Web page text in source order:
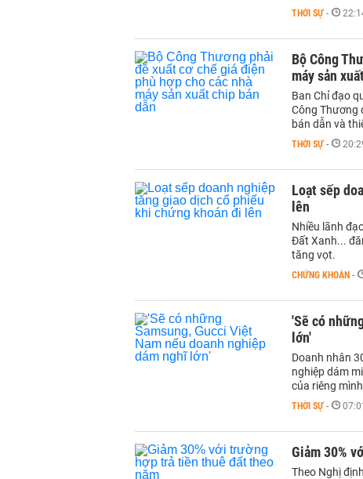
THỜI SỰ -
Bộ Công
máy sản
Ban Chỉ đạo
Công Thương
bán dẫn và
THỜI SỰ -
Loạt sếp
lên
Nhiều lãnh
Đất Xanh...
tăng vọt.
CHỨNG KHOÁN -
'Sẽ có
lớn'
Doanh nhân
nghiệp dám
của riêng
THỜI SỰ -
Giảm 30%
Theo Nghị